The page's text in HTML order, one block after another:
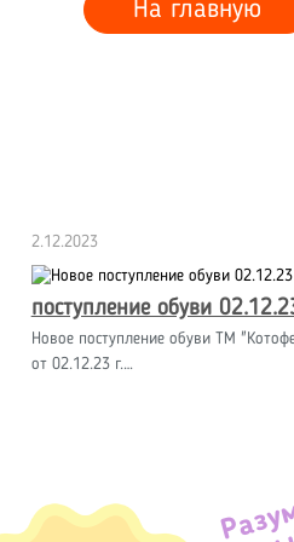
На главную
2.12.2023
поступление обуви
Новое поступление обуви ТМ
от 02.12.23 г.…